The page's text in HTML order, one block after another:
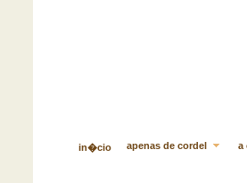
in�cio apenas de cordel a